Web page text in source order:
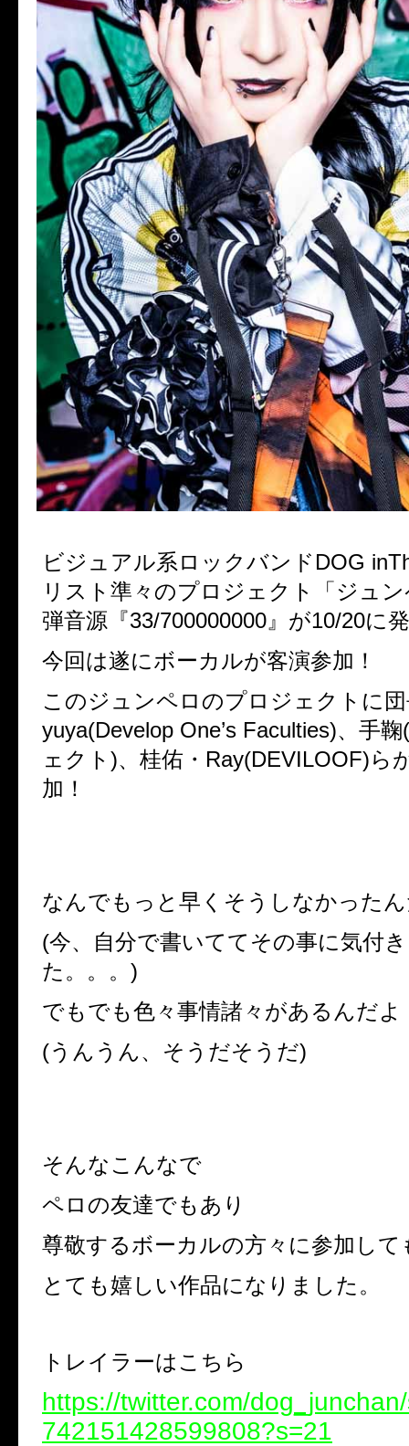
ビジュアル系ロックバンド DOG
リスト準々のプロジェクト「ジュ
弾音源『33/700000000 』が10/20に
今回は遂にボーカルが客演参加！
このジュンペロのプロジェクトに
yuya(Develop One’s Faculties)、手鞠
ェクト )、桂佑・ Ray(DEVILOOF)ら
加！
なんでもっと早くそうしなかった
(今、自分で書いててその事に気付
た。。。 )
でもでも色々事情諸々があるんだよ
(うんうん、そうだそうだ)
そんなこんなで
ペロの友達でもあり
尊敬するボーカルの方々に参加し
とても嬉しい作品になりました。
トレイラーはこちら
https://twitter.com/
742151428599808?s=21